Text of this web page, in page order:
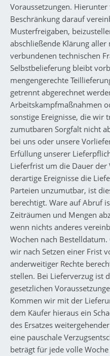
Voraussetzungen.
Beschränkung darauf
Musterfreigaben,
abschließende Klärung
verbundenen technischen
Selbstbelieferung bleibt
mengengerechte
getrennt abgerechnet
Arbeitskampfmaßnahmen
sonstige Ereignisse, die wir
zumutbaren Sorgfalt nicht
bei uns oder unsere
Erfüllung unserer
Lieferfrist um die Dauer der
derartige Ereignisse die
Parteien unzumutbar, ist
berechtigt. Ware auf Abruf
Zeiträumen und Mengen
wenn nichts anderes
Wochen nach
wir nach Setzen einer Frist
anderweitiger Rechte
stellen. Bei Lieferverzug ist
gesetzlichen
Kommen wir mit der
dem Käufer hieraus ein
des Ersatzes
eine pauschale
beträgt für jede volle